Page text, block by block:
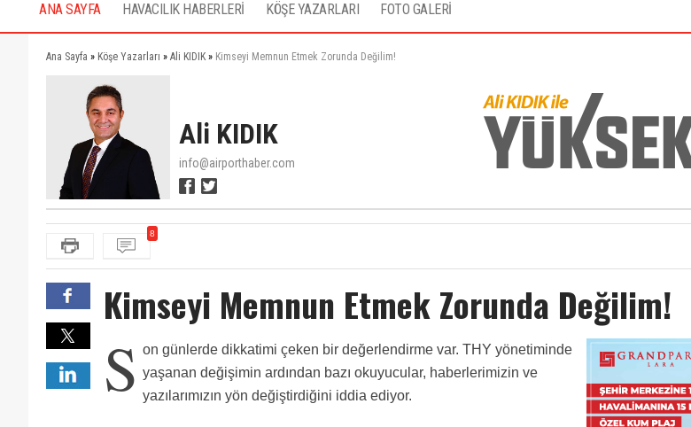
ANA SAYFA HAVACILIK HABERLERİ KÖŞE YAZARLARI FOTO GALERİ
Ana Sayfa » Köşe Yazarları » Ali KIDIK » Kimseyi Memnun Etmek Zorunda Değilim!
Ali KIDIK
info@airporthaber.com
8
Kimseyi Memnun Etmek Zorunda Değilim!
S on günlerde dikkatimi çeken bir değerlendirme var. THY yönetiminde
yaşanan değişimin ardından bazı okuyucular, haberlerimizin ve
yazılarımızın yön değiştirdiğini iddia ediyor.